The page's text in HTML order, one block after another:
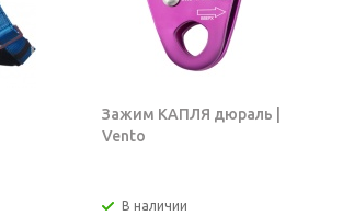
Зажим КАПЛЯ дюраль |
Vento
В наличии